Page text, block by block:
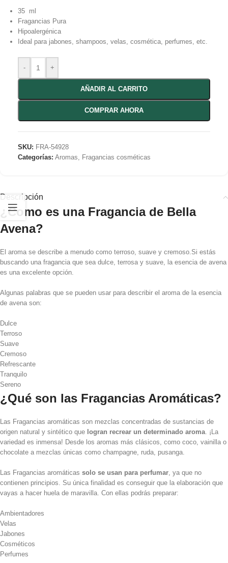
35 ml
Fragancias Pura
Hipoalergénica
Ideal para jabones, shampoos, velas, cosmética, perfumes, etc.
- +
AÑADIR AL CARRITO
COMPRAR AHORA
SKU: FRA-54928
Categorías: Aromas, Fragancias cosméticas
Descripción
¿Como es una Fragancia de Bella
Avena?
El aroma se describe a menudo como terroso, suave y cremoso.Si estás
buscando una fragancia que sea dulce, terrosa y suave, la esencia de avena
es una excelente opción.
Algunas palabras que se pueden usar para describir el aroma de la esencia
de avena son:
Dulce
Terroso
Suave
Cremoso
Refrescante
Tranquilo
Sereno
¿Qué son las Fragancias Aromáticas?
Las Fragancias aromáticas son mezclas concentradas de sustancias de
origen natural y sintético que logran recrear un determinado aroma. ¡La
variedad es inmensa! Desde los aromas más clásicos, como coco, vainilla o
chocolate a mezclas únicas como champagne, ruda, pusanga.
Las Fragancias aromáticas solo se usan para perfumar, ya que no
contienen principios. Su única finalidad es conseguir que la elaboración que
vayas a hacer huela de maravilla. Con ellas podrás preparar:
Ambientadores
Velas
Jabones
Cosméticos
Perfumes